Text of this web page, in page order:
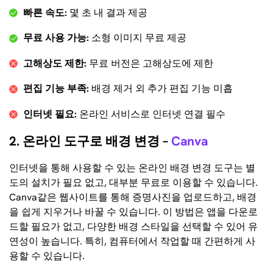
빠른 속도: 몇 초 내 결과 제공
무료 사용 가능: 소형 이미지 무료 제공
고해상도 제한: 무료 버전은 고해상도에 제한
편집 기능 부족: 배경 제거 외 추가 편집 기능 미흡
인터넷 필요: 온라인 서비스로 인터넷 연결 필수
2. 온라인 도구로 배경 변경 –Canva
인터넷을 통해 사용할 수 있는 온라인 배경 변경 도구는 별
도의 설치가 필요 없고, 대부분 무료로 이용할 수 있습니다.
Canva같은 웹사이트를 통해 증명사진을 업로드하고, 배경
을 쉽게 지우거나 바꿀 수 있습니다. 이 방법은 앱을 다운로
드할 필요가 없고, 다양한 배경 스타일을 선택할 수 있어 유
연성이 높습니다. 특히, 컴퓨터에서 작업할 때 간편하게 사
용할 수 있습니다.